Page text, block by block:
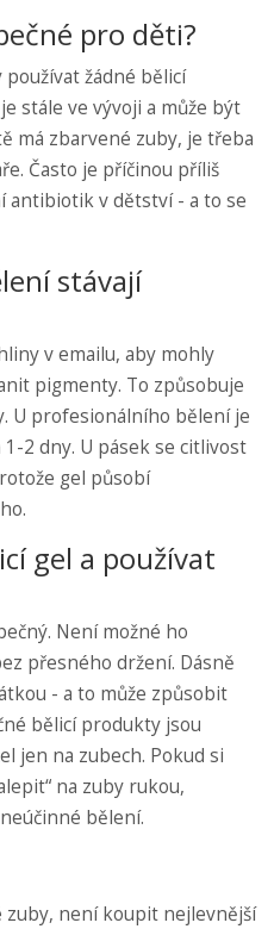
pro děti?
žádné bělicí
stále ve vývoji a může být
má zbarvené zuby, je třeba
Často je příčinou příliš
antibiotik v dětství - a to se
stávají
v emailu, aby mohly
pigmenty. To způsobuje
U profesionálního bělení je
2 dny. U pásek se citlivost
gel působí
gel a používat
Není možné ho
přesného držení. Dásně
- a to může způsobit
bělicí produkty jsou
jen na zubech. Pokud si
na zuby rukou,
bělení.
není koupit nejlevnější